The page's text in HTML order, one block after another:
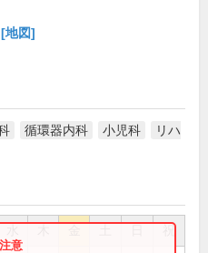
[地図]
循環器内科 小児科
リハ
祝